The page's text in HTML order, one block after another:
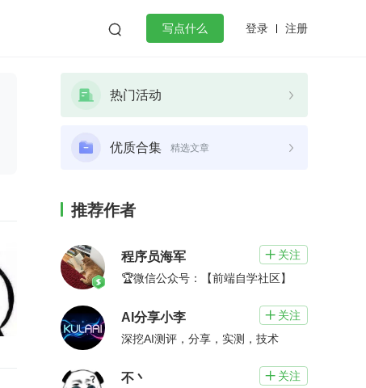
 写点什么 登录 注册
热门活动
优质合集 精选文章
推荐作者
程序员海军  关注
🏆微信公众号：【前端自学社区】
AI分享小李  关注
深挖AI测评，分享，实测，技术
不丶  关注